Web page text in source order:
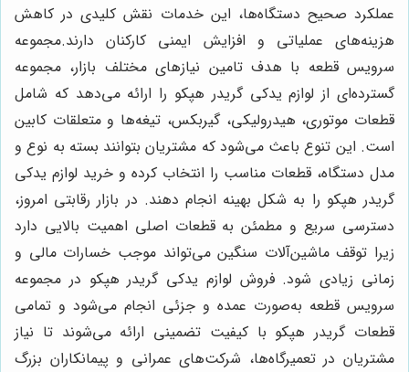
عملکرد صحیح دستگاه‌ها، این خدمات نقش کلیدی در کاهش
هزینه‌های عملیاتی و افزایش ایمنی کارکنان دارند.مجموعه
سرویس قطعه با هدف تامین نیازهای مختلف بازار، مجموعه
گسترده‌ای از لوازم يدكى گريدر هپكو را ارائه می‌دهد که شامل
قطعات موتوری، هیدرولیکی، گیربکس، تیغه‌ها و متعلقات کابین
است. این تنوع باعث می‌شود که مشتریان بتوانند بسته به نوع و
مدل دستگاه، قطعات مناسب را انتخاب کرده و خرید لوازم يدكى
گريدر هپكو را به شکل بهینه انجام دهند. در بازار رقابتی امروز،
دسترسی سریع و مطمئن به قطعات اصلی اهمیت بالایی دارد
زیرا توقف ماشین‌آلات سنگین می‌تواند موجب خسارات مالی و
زمانی زیادی شود. فروش لوازم يدكى گريدر هپكو در مجموعه
سرویس قطعه به‌صورت عمده و جزئی انجام می‌شود و تمامی
قطعات گريدر هپكو با کیفیت تضمینی ارائه می‌شوند تا نیاز
مشتریان در تعمیرگاه‌ها، شرکت‌های عمرانی و پیمانکاران بزرگ